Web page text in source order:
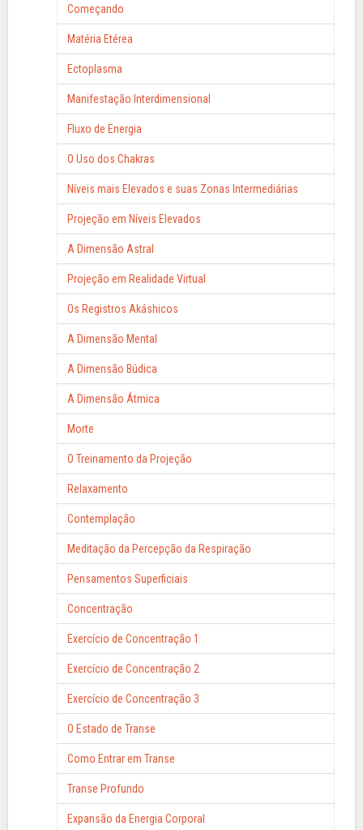
Começando
Matéria Etérea
Ectoplasma
Manifestação Interdimensional
Fluxo de Energia
O Uso dos Chakras
Níveis mais Elevados e suas Zonas Intermediárias
Projeção em Níveis Elevados
A Dimensão Astral
Projeção em Realidade Virtual
Os Registros Akáshicos
A Dimensão Mental
A Dimensão Búdica
A Dimensão Átmica
Morte
O Treinamento da Projeção
Relaxamento
Contemplação
Meditação da Percepção da Respiração
Pensamentos Superficiais
Concentração
Exercício de Concentração 1
Exercício de Concentração 2
Exercício de Concentração 3
O Estado de Transe
Como Entrar em Transe
Transe Profundo
Expansão da Energia Corporal